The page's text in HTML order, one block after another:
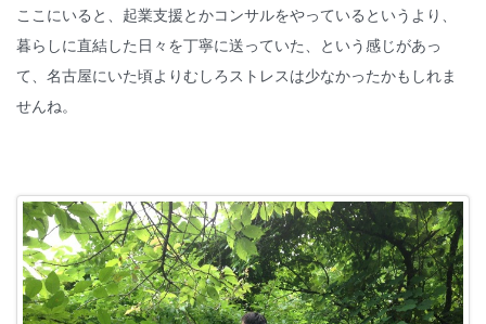
ここにいると、起業支援とかコンサルをやっているというより、
暮らしに直結した日々を丁寧に送っていた、という感じがあっ
て、名古屋にいた頃よりむしろストレスは少なかったかもしれま
せんね。